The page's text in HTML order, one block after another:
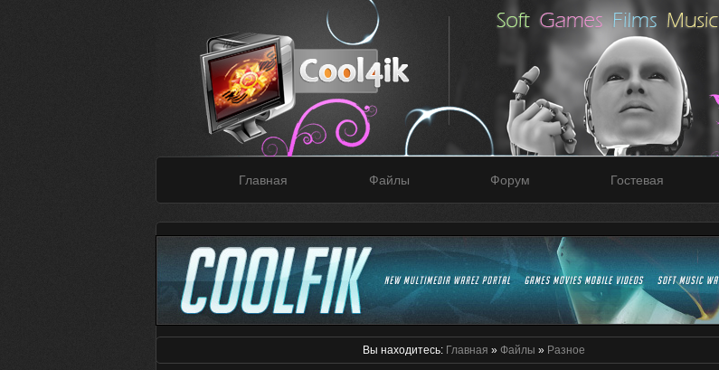
Главная Файлы Форум Гостевая
Вы находитесь: Главная » Файлы » Разное